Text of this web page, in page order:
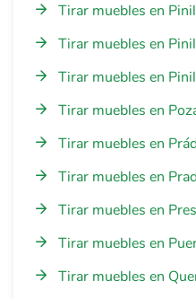
Tirar muebles en
Tirar muebles en
Tirar muebles en
Tirar muebles en
Tirar muebles en
Tirar muebles en
Tirar muebles en
Tirar muebles en
Tirar muebles en